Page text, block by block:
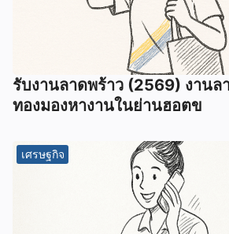
รับงานลาดพร้าว (2569) งานล
ทองมองหางานในย่านฮอตข
เศรษฐกิจ